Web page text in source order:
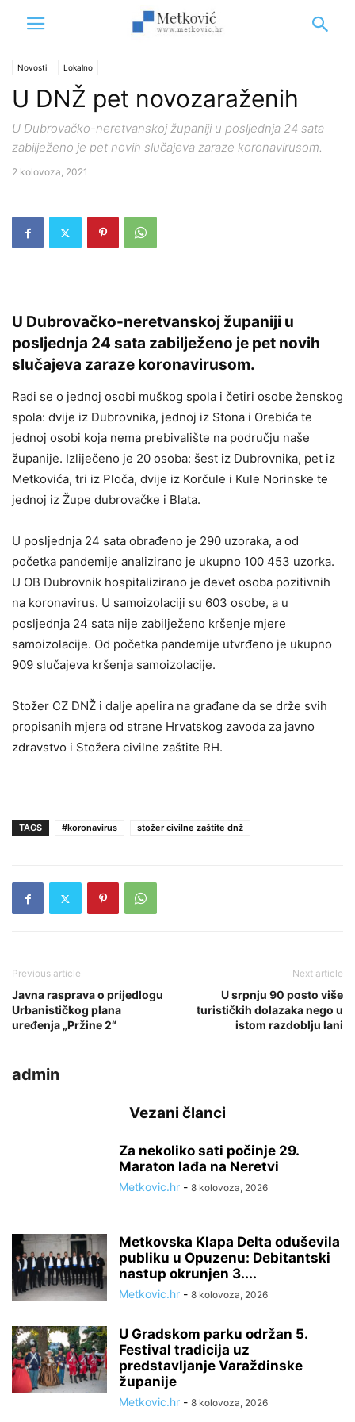
Novosti Lokalno
U DNŽ pet novozaraženih
U Dubrovačko-neretvanskoj županiji u posljednja 24 sata
zabilježeno je pet novih slučajeva zaraze koronavirusom.
2 kolovoza, 2021
U Dubrovačko-neretvanskoj županiji u
posljednja 24 sata zabilježeno je pet novih
slučajeva zaraze koronavirusom.
Radi se o jednoj osobi muškog spola i četiri osobe ženskog
spola: dvije iz Dubrovnika, jednoj iz Stona i Orebića te
jednoj osobi koja nema prebivalište na području naše
županije. Izliječeno je 20 osoba: šest iz Dubrovnika, pet iz
Metkovića, tri iz Ploča, dvije iz Korčule i Kule Norinske te
jednoj iz Župe dubrovačke i Blata.
U posljednja 24 sata obrađeno je 290 uzoraka, a od
početka pandemije analizirano je ukupno 100 453 uzorka.
U OB Dubrovnik hospitalizirano je devet osoba pozitivnih
na koronavirus. U samoizolaciji su 603 osobe, a u
posljednja 24 sata nije zabilježeno kršenje mjere
samoizolacije. Od početka pandemije utvrđeno je ukupno
909 slučajeva kršenja samoizolacije.
Stožer CZ DNŽ i dalje apelira na građane da se drže svih
propisanih mjera od strane Hrvatskog zavoda za javno
zdravstvo i Stožera civilne zaštite RH.
TAGS #koronavirus stožer civilne zaštite dnž
Previous article
Javna rasprava o prijedlogu
Urbanističkog plana
uređenja „Pržine 2“
Next article
U srpnju 90 posto više
turističkih dolazaka nego u
istom razdoblju lani
admin
Vezani članci
Za nekoliko sati počinje 29.
Maraton lađa na Neretvi
Metkovic.hr - 8 kolovoza, 2026
Metkovska Klapa Delta oduševila
publiku u Opuzenu: Debitantski
nastup okrunjen 3....
Metkovic.hr - 8 kolovoza, 2026
U Gradskom parku održan 5.
Festival tradicija uz
predstavljanje Varaždinske
županije
Metkovic.hr - 8 kolovoza, 2026